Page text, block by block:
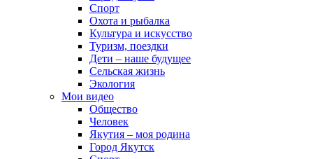
Спорт
Охота и рыбалка
Культура и искусство
Туризм, поездки
Дети – наше будущее
Сельская жизнь
Экология
Мои видео
Общество
Человек
Якутия – моя родина
Город Якутск